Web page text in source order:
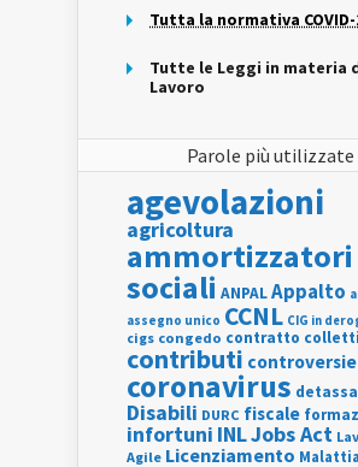
Tutta la normativa COVID-
Tutte le Leggi in materia
Lavoro
Parole più utilizzate
agevolazioni
agricoltura
ammortizzatori
sociali ANPALAppalto
assegno unico CCNL CIG in
cigs congedo contratto
contributi controversie
coronavirus
Disabili DURC fiscale
infortuni INLJobs Act
Agile Licenziamento Malattia